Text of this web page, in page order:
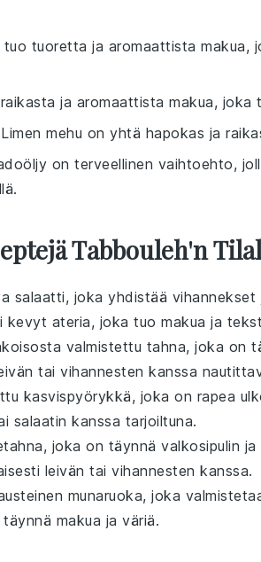
tuo tuoretta ja aromaattista makua,
ja aromaattista makua, joka
mehu on yhtä hapokas ja
on terveellinen vaihtoehto,
Tabbouleh'n
salaatti, joka yhdistää vihannekset
kevyt ateria, joka tuo makua ja
valmistettu tahna, joka on
tai vihannesten kanssa
kasvispyörykkä, joka on rapea
salaatin kanssa tarjoiltuna.
, joka on täynnä valkosipulin ja
leivän tai vihannesten kanssa.
munaruoka, joka
täynnä makua ja väriä.